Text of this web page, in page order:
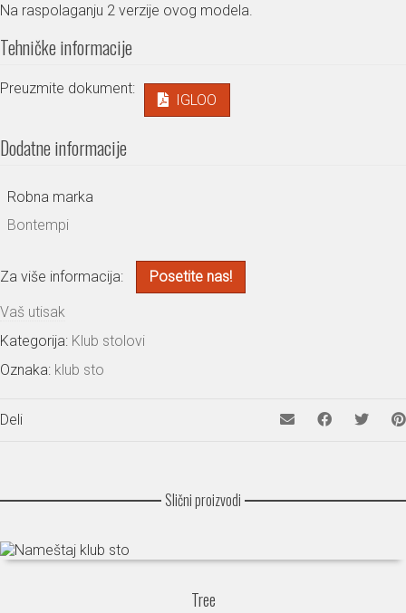
Na raspolaganju 2 verzije ovog modela.
Tehničke informacije
Preuzmite dokument:
IGLOO
Dodatne informacije
Robna marka
Bontempi
Za više informacija: Posetite nas!
Vaš utisak
Kategorija: Klub stolovi
Oznaka: klub sto
Deli
Slični proizvodi
Tree